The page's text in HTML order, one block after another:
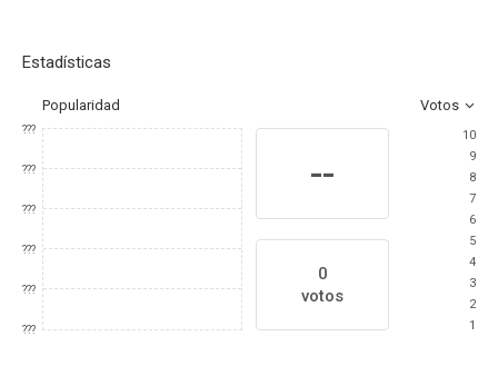
Estadísticas
Popularidad Votos
???
???
???
???
???
???
--
0
votos
10
9
8
7
6
5
4
3
2
1